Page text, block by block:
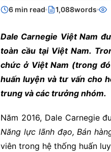
6 min read 1,088words
Dale Carnegie Việt Nam
toàn cầu tại Việt Nam.
chức ở Việt Nam (trong
huấn luyện và tư vấn cho
trung và các trưởng nhóm.
Năm 2016, Dale Carnegie
Năng lực lãnh đạo, Bán
viên trong hệ thống huấn